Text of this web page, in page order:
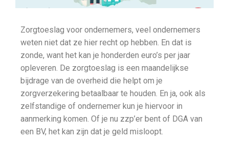
Zorgtoeslag voor ondernemers, veel ondernemers
weten niet dat ze hier recht op hebben. En dat is
zonde, want het kan je honderden euro’s per jaar
opleveren. De zorgtoeslag is een maandelijkse
bijdrage van de overheid die helpt om je
zorgverzekering betaalbaar te houden. En ja, ook als
zelfstandige of ondernemer kun je hiervoor in
aanmerking komen. Of je nu zzp’er bent of DGA van
een BV, het kan zijn dat je geld misloopt.